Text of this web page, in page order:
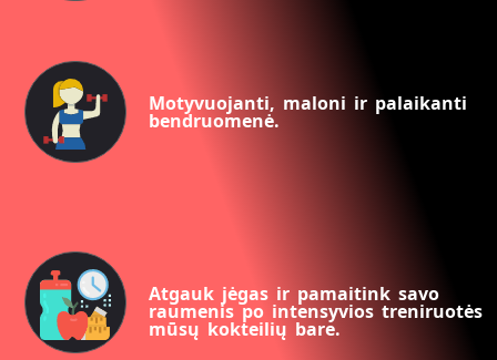
Motyvuojanti, maloni ir palaikanti
bendruomenė.
Atgauk jėgas ir pamaitink savo
raumenis po intensyvios treniruotės
mūsų kokteilių bare.